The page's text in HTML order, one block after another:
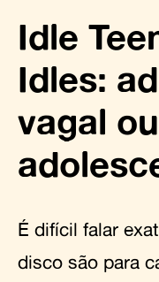
Idle
Idles:
vagal
É difícil falar
disco são para